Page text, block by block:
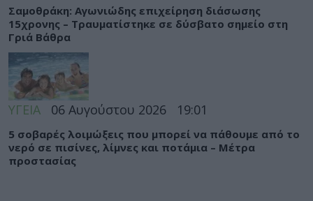
Σαμοθράκη: Αγωνιώδης επιχείρηση διάσωσης
15χρονης – Τραυματίστηκε σε δύσβατο σημείο στη
Γριά Βάθρα
ΥΓΕΙΑ 06 Αυγούστου 2026 19:01
5 σοβαρές λοιμώξεις που μπορεί να πάθουμε από το
νερό σε πισίνες, λίμνες και ποτάμια – Μέτρα
προστασίας